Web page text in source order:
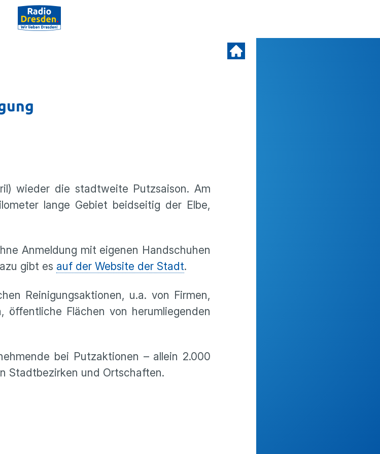
wieder die stadtweite Putzsaison. Am
lange Gebiet beidseitig der Elbe,
Anmeldung mit eigenen Handschuhen
gibt es auf der Website der Stadt.
Reinigungsaktionen, u.a. von Firmen,
öffentliche Flächen von herumliegenden
bei Putzaktionen – allein 2.000
Stadtbezirken und Ortschaften.